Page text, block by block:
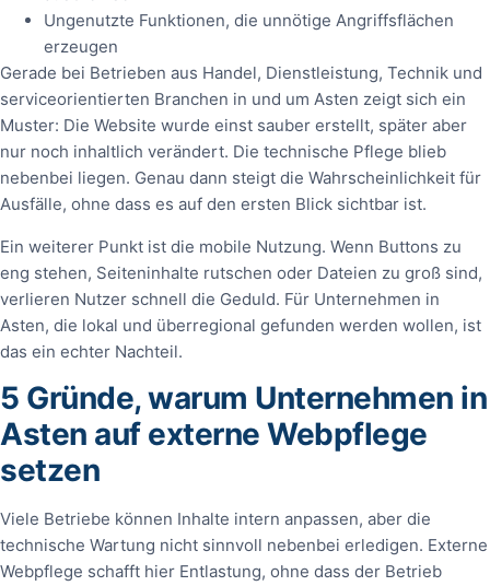
Ungenutzte Funktionen, die unnötige Angriffsflächen
erzeugen
Gerade bei Betrieben aus Handel, Dienstleistung, Technik und
serviceorientierten Branchen in und um Asten zeigt sich ein
Muster: Die Website wurde einst sauber erstellt, später aber
nur noch inhaltlich verändert. Die technische Pflege blieb
nebenbei liegen. Genau dann steigt die Wahrscheinlichkeit für
Ausfälle, ohne dass es auf den ersten Blick sichtbar ist.
Ein weiterer Punkt ist die mobile Nutzung. Wenn Buttons zu
eng stehen, Seiteninhalte rutschen oder Dateien zu groß sind,
verlieren Nutzer schnell die Geduld. Für Unternehmen in
Asten, die lokal und überregional gefunden werden wollen, ist
das ein echter Nachteil.
5 Gründe, warum Unternehmen in
Asten auf externe Webpflege
setzen
Viele Betriebe können Inhalte intern anpassen, aber die
technische Wartung nicht sinnvoll nebenbei erledigen. Externe
Webpflege schafft hier Entlastung, ohne dass der Betrieb